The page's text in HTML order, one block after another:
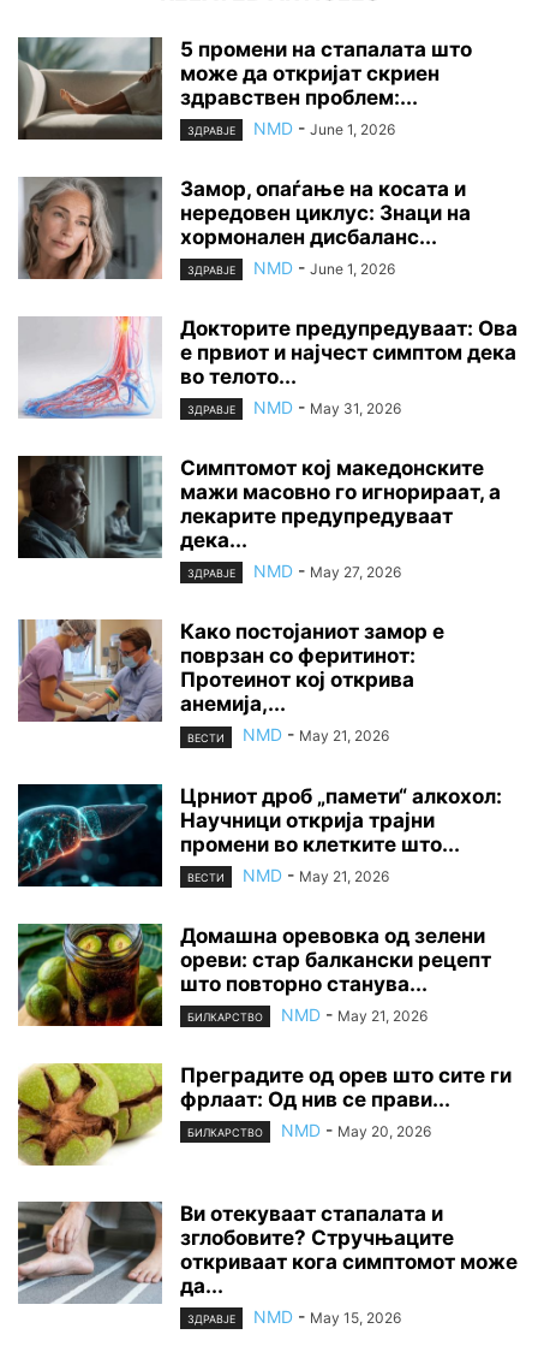
5 промени на стапалата што
може да откријат скриен
здравствен проблем:...
ЗДРАВЈЕ NMD - June 1, 2026
Замор, опаѓање на косата и
нередовен циклус: Знаци на
хормонален дисбаланс...
ЗДРАВЈЕ NMD - June 1, 2026
Докторите предупредуваат: Ова
е првиот и најчест симптом дека
во телото...
ЗДРАВЈЕ NMD - May 31, 2026
Симптомот кој македонските
мажи масовно го игнорираат, а
лекарите предупредуваат
дека...
ЗДРАВЈЕ NMD - May 27, 2026
Како постојаниот замор е
поврзан со феритинот:
Протеинот кој открива
анемија,...
ВЕСТИ NMD - May 21, 2026
Црниот дроб „памети“ алкохол:
Научници открија трајни
промени во клетките што...
ВЕСТИ NMD - May 21, 2026
Домашна оревовка од зелени
ореви: стар балкански рецепт
што повторно станува...
БИЛКАРСТВО NMD - May 21, 2026
Преградите од орев што сите ги
фрлаат: Од нив се прави...
БИЛКАРСТВО NMD - May 20, 2026
Ви отекуваат стапалата и
зглобовите? Стручњаците
откриваат кога симптомот може
да...
ЗДРАВЈЕ NMD - May 15, 2026